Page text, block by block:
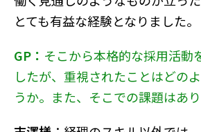
とても有益な経験となりました。
GP： そこから本格的な採用活動
したが、重視されたことはどの
うか。また、そこでの課題はあ